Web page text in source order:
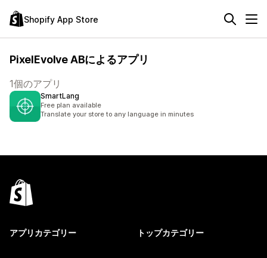
Shopify App Store
PixelEvolve ABによるアプリ
1個のアプリ
SmartLang
Free plan available
Translate your store to any language in minutes
アプリカテゴリー トップカテゴリー